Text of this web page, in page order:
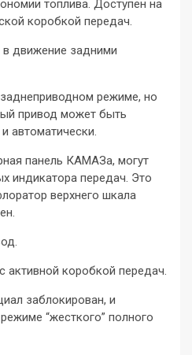
топлива. Доступен на
коробкой передач.
в движение задними
режиме, но
привод может быть
автоматически.
панель КАМАЗа, могут
индикатора передач. Это
верхнего шкала
активной коробкой передач.
заблокирован, и
“жесткого” полного